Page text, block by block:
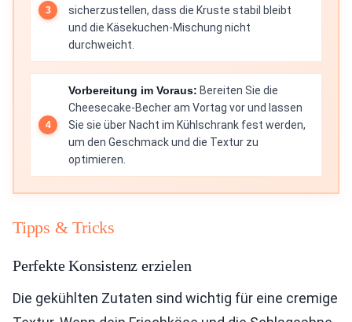
sicherzustellen, dass die Kruste stabil bleibt
und die Käsekuchen-Mischung nicht
durchweicht.
Vorbereitung im Voraus: Bereiten Sie die
Cheesecake-Becher am Vortag vor und lassen
Sie sie über Nacht im Kühlschrank fest werden,
um den Geschmack und die Textur zu
optimieren.
Tipps & Tricks
Perfekte Konsistenz erzielen
Die gekühlten Zutaten sind wichtig für eine cremige